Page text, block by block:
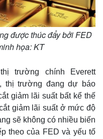
được thúc đẩy bởi FED
họa: KT
trường chính Everett
thị trường đang dự báo
giảm lãi suất bất kể thế
giảm lãi suất ở mức độ
sẽ không có nhiều biến
theo của FED và yếu tố